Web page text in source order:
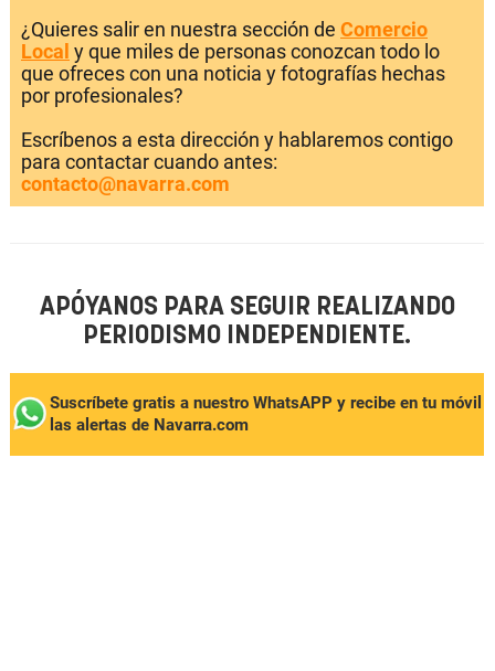
¿Quieres salir en nuestra sección de Comercio
Local y que miles de personas conozcan todo lo
que ofreces con una noticia y fotografías hechas
por profesionales?
Escríbenos a esta dirección y hablaremos contigo
para contactar cuando antes:
contacto@navarra.com
APÓYANOS PARA SEGUIR REALIZANDO
PERIODISMO INDEPENDIENTE.
Suscríbete gratis a nuestro WhatsAPP y recibe en tu móvil
las alertas de Navarra.com